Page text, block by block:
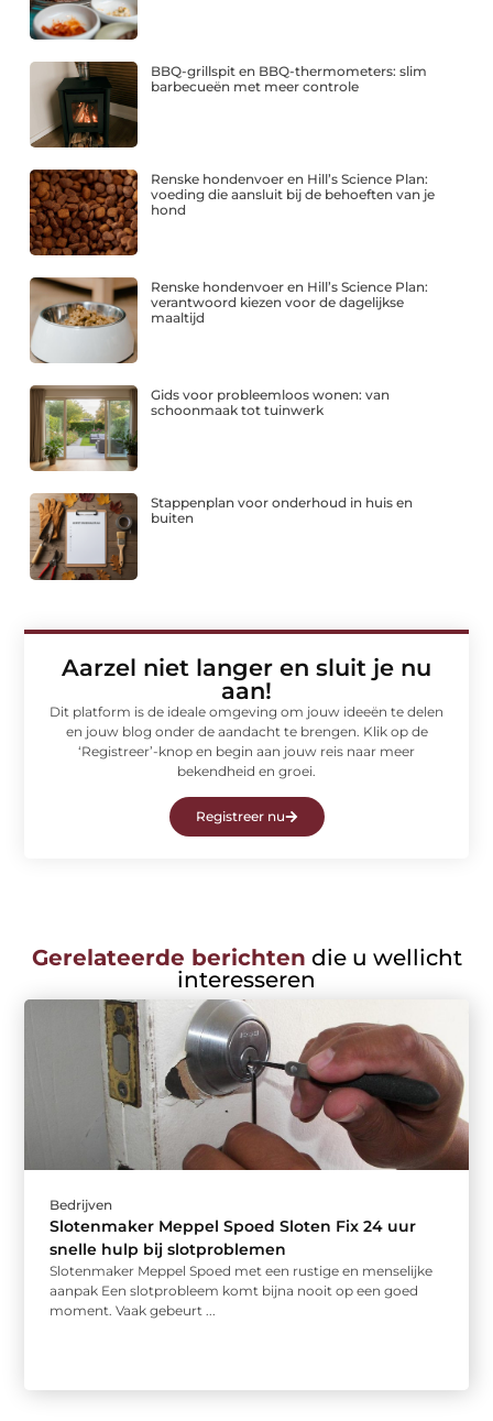
BBQ-grillspit en BBQ-thermometers: slim
barbecueën met meer controle
Renske hondenvoer en Hill’s Science Plan:
voeding die aansluit bij de behoeften van je
hond
Renske hondenvoer en Hill’s Science Plan:
verantwoord kiezen voor de dagelijkse
maaltijd
Gids voor probleemloos wonen: van
schoonmaak tot tuinwerk
Stappenplan voor onderhoud in huis en
buiten
Aarzel niet langer en sluit je nu
aan!
Dit platform is de ideale omgeving om jouw ideeën te delen
en jouw blog onder de aandacht te brengen. Klik op de
‘Registreer’-knop en begin aan jouw reis naar meer
bekendheid en groei.
Registreer nu
Gerelateerde berichten die u wellicht
interesseren
Bedrijven
Slotenmaker Meppel Spoed Sloten Fix 24 uur
snelle hulp bij slotproblemen
Slotenmaker Meppel Spoed met een rustige en menselijke
aanpak Een slotprobleem komt bijna nooit op een goed
moment. Vaak gebeurt ...